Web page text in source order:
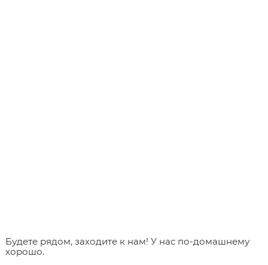
Будете рядом, заходите к нам! У нас по-домашнему
хорошо.